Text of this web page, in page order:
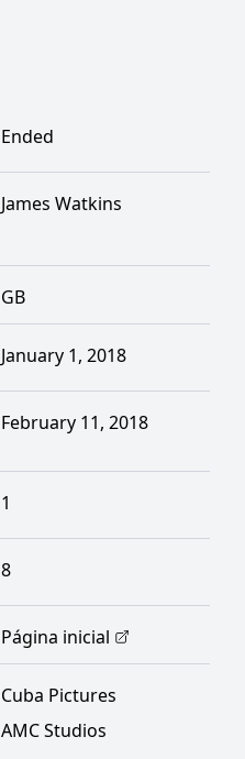
Ended
James Watkins
GB
January 1, 2018
February 11, 2018
1
8
Página inicial
Cuba Pictures
AMC Studios